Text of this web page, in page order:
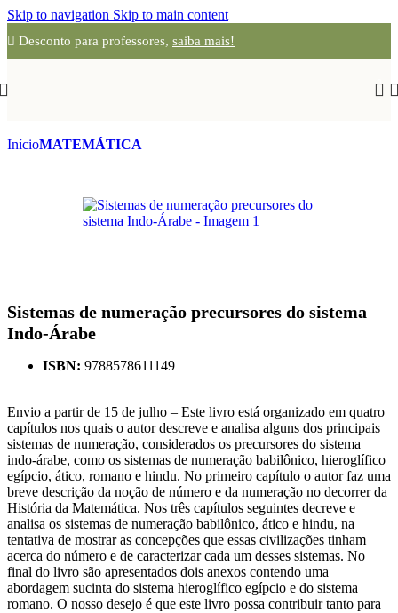
Skip to navigation Skip to main content
Desconto para professores, saiba mais!
0
InícioMATEMÁTICA
Sistemas de numeração precursores do sistema
Indo-Árabe
ISBN: 9788578611149
Envio a partir de 15 de julho – Este livro está organizado em quatro
capítulos nos quais o autor descreve e analisa alguns dos principais
sistemas de numeração, considerados os precursores do sistema
indo-árabe, como os sistemas de numeração babilônico, hieroglífico
egípcio, ático, romano e hindu. No primeiro capítulo o autor faz uma
breve descrição da noção de número e da numeração no decorrer da
História da Matemática. Nos três capítulos seguintes decreve e
analisa os sistemas de numeração babilônico, ático e hindu, na
tentativa de mostrar as concepções que essas civilizações tinham
acerca do número e de caracterizar cada um desses sistemas. No
final do livro são apresentados dois anexos contendo uma
abordagem sucinta do sistema hieroglífico egípcio e do sistema
romano. O nosso desejo é que este livro possa contribuir tanto para